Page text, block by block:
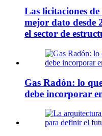
Las licitaciones
mejor dato desde
el sector de
Gas Radón: lo
debe incorporar